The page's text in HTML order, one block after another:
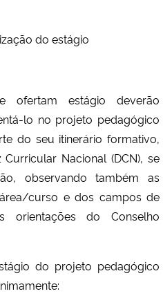
do estágio
ofertam estágio deverão
lo no projeto pedagógico
do seu itinerário formativo,
Nacional (DCN), se
observando também as
curso e dos campos de
orientações do Conselho
do projeto pedagógico